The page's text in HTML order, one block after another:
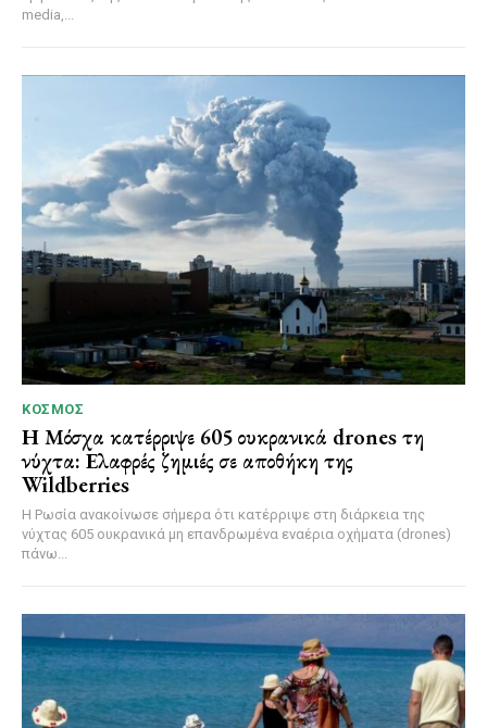
media,...
ΚΌΣΜΟΣ
Η Μόσχα κατέρριψε 605 ουκρανικά drones τη
νύχτα: Ελαφρές ζημιές σε αποθήκη της
Wildberries
Η Ρωσία ανακοίνωσε σήμερα ότι κατέρριψε στη διάρκεια της
νύχτας 605 ουκρανικά μη επανδρωμένα εναέρια οχήματα (drones)
πάνω...